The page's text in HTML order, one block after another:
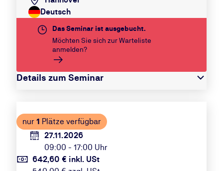
Deutsch
Details zum Seminar
Das Seminar ist ausgebucht.
Möchten Sie sich zur Warteliste
anmelden?
nur 1 Plätze verfügbar
27.11.2026
09:00 - 17:00 Uhr
642,60 € inkl. USt